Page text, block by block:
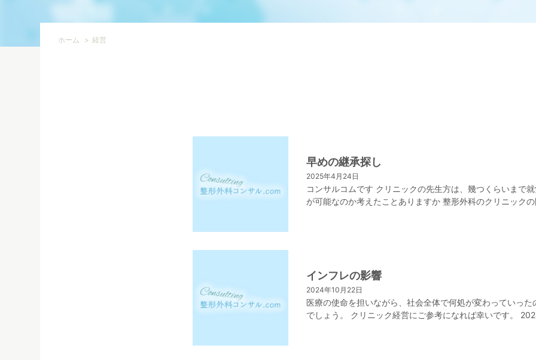
ホーム 経営
早めの継承探し
2025年4月24日
コンサルコムです クリニックの先生方は、幾つくらいまで
が可能なのか考えたことありますか 整形外科のクリニックの
インフレの影響
2024年10月22日
医療の使命を担いながら、社会全体で何処が変わっていった
でしょう。 クリニック経営にご参考になれば幸いです。